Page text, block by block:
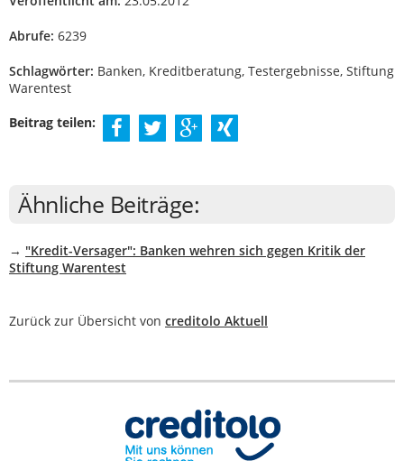
Abrufe: 6239
Schlagwörter: Banken, Kreditberatung, Testergebnisse, Stiftung
Warentest
Beitrag teilen:
Ähnliche Beiträge:
→ "Kredit-Versager": Banken wehren sich gegen Kritik der
Stiftung Warentest
Zurück zur Übersicht von creditolo Aktuell